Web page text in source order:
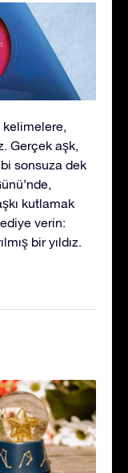
kelimelere,
Gerçek aşk,
sonsuza dek
kutlamak
verin:
bir yıldız.